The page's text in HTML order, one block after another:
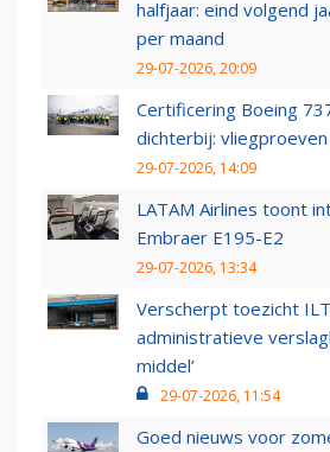
halfjaar: eind volgend
per maand
29-07-2026, 20:09
Certificering Boeing
dichterbij:
29-07-2026, 14:09
LATAM Airlines toont
Embraer E195-E2
29-07-2026, 13:34
Verscherpt toezicht
administratieve
middel’
29-07-2026, 11:54
Goed nieuws voor